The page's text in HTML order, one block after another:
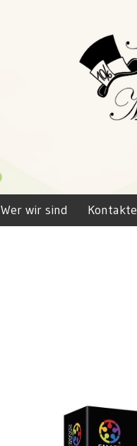
Wer wir sind Kontakte